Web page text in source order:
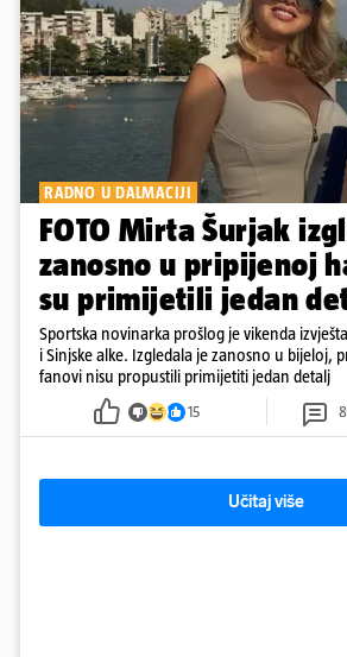
RADNO U DALMACIJI
FOTO Mirta Šurjak
zanosno u pripijenoj
su primijetili jedan
Sportska novinarka prošlog je vikenda
i Sinjske alke. Izgledala je zanosno u bijeloj,
fanovi nisu propustili primijetiti jedan detalj
15
Učitaj više